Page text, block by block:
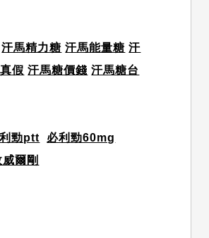
汗馬精力糖 汗馬能量糖 汗
假 汗馬糖價錢 汗馬糖台
勁ptt
必利勁60mg
爾剛